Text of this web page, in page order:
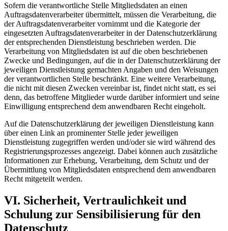
Sofern die verantwortliche Stelle Mitgliedsdaten an einen
Auftragsdatenverarbeiter übermittelt, müssen die Verarbeitung, die
der Auftragsdatenverarbeiter vornimmt und die Kategorie der
eingesetzten Auftragsdatenverarbeiter in der Datenschutzerklärung
der entsprechenden Dienstleistung beschrieben werden. Die
Verarbeitung von Mitgliedsdaten ist auf die oben beschriebenen
Zwecke und Bedingungen, auf die in der Datenschutzerklärung der
jeweiligen Dienstleistung gemachten Angaben und den Weisungen
der verantwortlichen Stelle beschränkt. Eine weitere Verarbeitung,
die nicht mit diesen Zwecken vereinbar ist, findet nicht statt, es sei
denn, das betroffene Mitglieder wurde darüber informiert und seine
Einwilligung entsprechend dem anwendbaren Recht eingeholt.
Auf die Datenschutzerklärung der jeweiligen Dienstleistung kann
über einen Link an prominenter Stelle jeder jeweiligen
Dienstleistung zugegriffen werden und/oder sie wird während des
Registrierungsprozesses angezeigt. Dabei können auch zusätzliche
Informationen zur Erhebung, Verarbeitung, dem Schutz und der
Übermittlung von Mitgliedsdaten entsprechend dem anwendbaren
Recht mitgeteilt werden.
VI. Sicherheit, Vertraulichkeit und
Schulung zur Sensibilisierung für den
Datenschutz